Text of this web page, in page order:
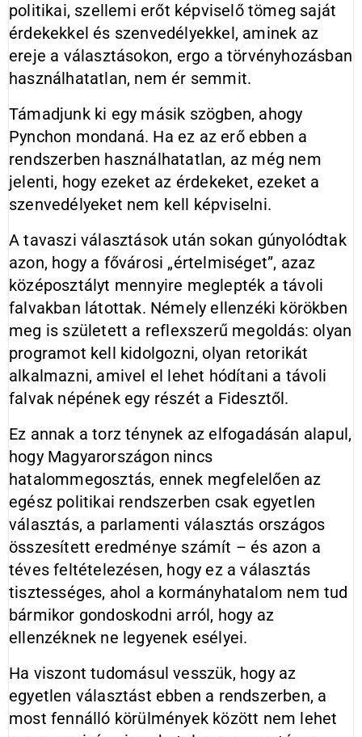
politikai, szellemi erőt képviselő tömeg saját
érdekekkel és szenvedélyekkel, aminek az
ereje a választásokon, ergo a törvényhozásban
használhatatlan, nem ér semmit.
Támadjunk ki egy másik szögben, ahogy
Pynchon mondaná. Ha ez az erő ebben a
rendszerben használhatatlan, az még nem
jelenti, hogy ezeket az érdekeket, ezeket a
szenvedélyeket nem kell képviselni.
A tavaszi választások után sokan gúnyolódtak
azon, hogy a fővárosi „értelmiséget”, azaz
középosztályt mennyire meglepték a távoli
falvakban látottak. Némely ellenzéki körökben
meg is született a reflexszerű megoldás: olyan
programot kell kidolgozni, olyan retorikát
alkalmazni, amivel el lehet hódítani a távoli
falvak népének egy részét a Fidesztől.
Ez annak a torz ténynek az elfogadásán alapul,
hogy Magyarországon nincs
hatalommegosztás, ennek megfelelően az
egész politikai rendszerben csak egyetlen
választás, a parlamenti választás országos
összesített eredménye számít – és azon a
téves feltételezésen, hogy ez a választás
tisztességes, ahol a kormányhatalom nem tud
bármikor gondoskodni arról, hogy az
ellenzéknek ne legyenek esélyei.
Ha viszont tudomásul vesszük, hogy az
egyetlen választást ebben a rendszerben, a
most fennálló körülmények között nem lehet